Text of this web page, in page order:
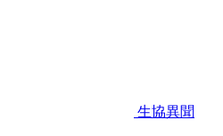
生協異聞